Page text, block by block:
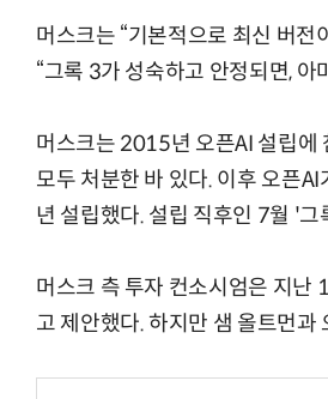
머스크는 “기본적으로 최신 버
“그록 3가 성숙하고 안정되면,
머스크는 2015년 오픈AI 설립에
모두 처분한 바 있다. 이후 오픈
년 설립했다. 설립 직후인 7월 '
머스크 측 투자 컨소시엄은 지
고 제안했다. 하지만 샘 올트먼과